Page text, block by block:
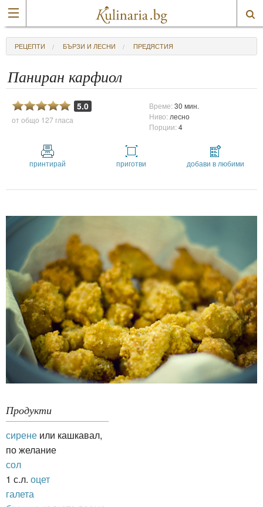
РЕЦЕПТИ БЪРЗИ И ЛЕСНИ ПРЕДЯСТИЯ
Паниран карфиол
5.0
от общо 127 гласа
Време:30 мин.
Ниво: лесно
Порции:4
принтирай приготви добави в любими
Продукти
сирене или каш­кавал,
по желание
сол
1 с.л. оцет
галета